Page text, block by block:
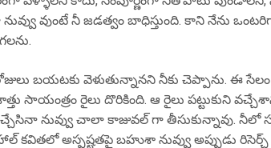
వుంటే నీ జడత్వం బాధిస్తుంది. కాని నేను
బయటకు వెళుతున్నానని నీకు చెప్పాను. ఈ
సాయంత్రం రైలు దొరికింది. ఆ రైలు పట్టుకుని
నువ్వు చాలా కాజువల్ గా తీసుకున్నావు. నీలో
కవితలో అస్పష్టతపై బహుశా నువ్వు అప్పుడు రిసెర్చ్